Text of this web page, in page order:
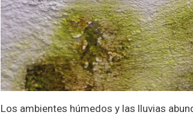
Los ambientes húmedos y las lluvias